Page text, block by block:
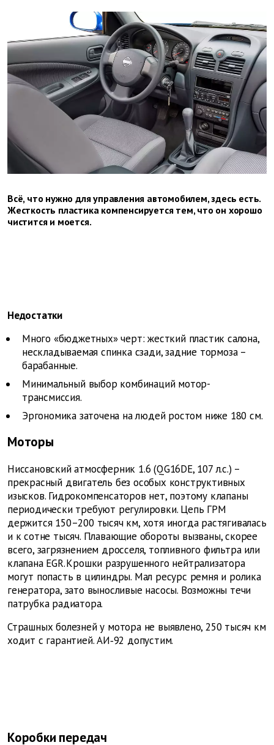
Всё, что нужно для управления автомобилем, здесь есть.
Жесткость пластика компенсируется тем, что он хорошо
чистится и моется.
Недостатки
Много «бюджетных» черт: жесткий пластик салона,
нескладываемая спинка сзади, задние тормоза –
барабанные.
Минимальный выбор комбинаций мотор-
трансмиссия.
Эргономика заточена на людей ростом ниже 180 см.
Моторы
Ниссановский атмосферник 1.6 (QG16DE, 107 л.с.) –
прекрасный двигатель без особых конструктивных
изысков. Гидрокомпенсаторов нет, поэтому клапаны
периодически требуют регулировки. Цепь ГРМ
держится 150–200 тысяч км, хотя иногда растягивалась
и к сотне тысяч. Плавающие обороты вызваны, скорее
всего, загрязнением дросселя, топливного фильтра или
клапана EGR. Крошки разрушенного нейтрализатора
могут попасть в цилиндры. Мал ресурс ремня и ролика
генератора, зато выносливые насосы. Возможны течи
патрубка радиатора.
Страшных болезней у мотора не выявлено, 250 тысяч км
ходит с гарантией. АИ‑92 допустим.
Коробки передач